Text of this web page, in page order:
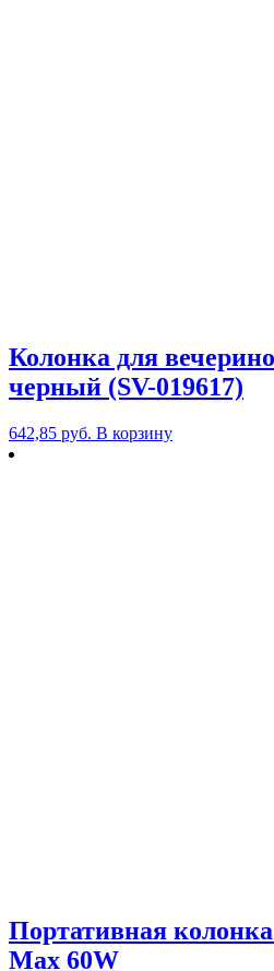
Колонка для
черный (SV-019617)
642,85 руб. В корзину
Портативная
Max 60W